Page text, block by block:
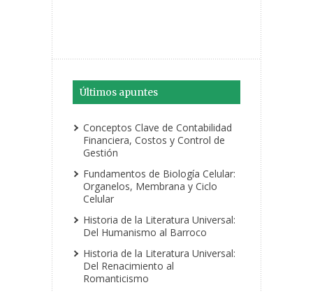
Últimos apuntes
Conceptos Clave de Contabilidad
Financiera, Costos y Control de
Gestión
Fundamentos de Biología Celular:
Organelos, Membrana y Ciclo
Celular
Historia de la Literatura Universal:
Del Humanismo al Barroco
Historia de la Literatura Universal:
Del Renacimiento al
Romanticismo